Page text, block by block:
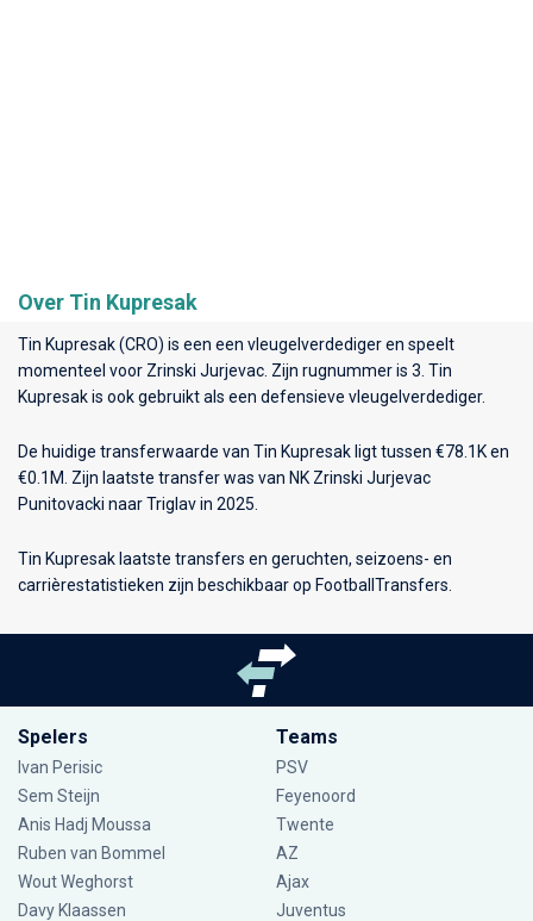
Over Tin Kupresak
Tin Kupresak (CRO) is een een vleugelverdediger en speelt
momenteel voor Zrinski Jurjevac . Zijn rugnummer is 3. Tin
Kupresak is ook gebruikt als een defensieve vleugelverdediger.
De huidige transferwaarde van Tin Kupresak ligt tussen €78.1K en
€0.1M. Zijn laatste transfer was van NK Zrinski Jurjevac
Punitovacki naar Triglav in 2025.
Tin Kupresak laatste transfers en geruchten, seizoens- en
carrièrestatistieken zijn beschikbaar op FootballTransfers.
Spelers
Ivan Perisic
Sem Steijn
Anis Hadj Moussa
Ruben van Bommel
Wout Weghorst
Davy Klaassen
Teams
PSV
Feyenoord
Twente
AZ
Ajax
Juventus